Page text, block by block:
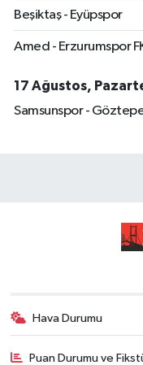
Beşiktaş - Eyüpspor
Amed - Erzurumspor
17 Ağustos,
Samsunspor -
Hava Durumu
Puan Durumu ve